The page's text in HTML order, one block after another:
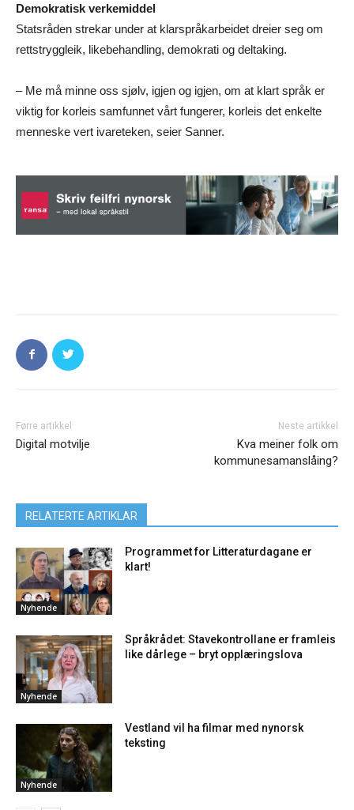
Demokratisk verkemiddel
Statsråden strekar under at klarspråkarbeidet dreier seg om
rettstryggleik, likebehandling, demokrati og deltaking.
– Me må minne oss sjølv, igjen og igjen, om at klart språk er
viktig for korleis samfunnet vårt fungerer, korleis det enkelte
menneske vert ivareteken, seier Sanner.
Førre artikkel
Digital motvilje
Neste artikkel
Kva meiner folk om
kommunesamanslåing?
RELATERTE ARTIKLAR
Nyhende
Programmet for Litteraturdagane er
klart!
Nyhende
Språkrådet: Stavekontrollane er framleis
like dårlege – bryt opplæringslova
Nyhende
Vestland vil ha filmar med nynorsk
teksting